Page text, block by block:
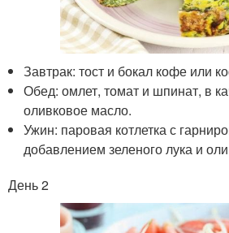
Завтрак: тост и бокал кофе или
Обед: омлет, томат и шпинат, в
оливковое масло.
Ужин: паровая котлетка с
добавлением зеленого лука и
День 2